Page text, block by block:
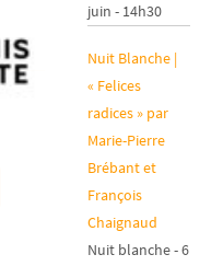
juin - 14h30
Nuit Blanche |
« Felices
radices » par
Marie-Pierre
Brébant et
François
Chaignaud
Nuit blanche - 6